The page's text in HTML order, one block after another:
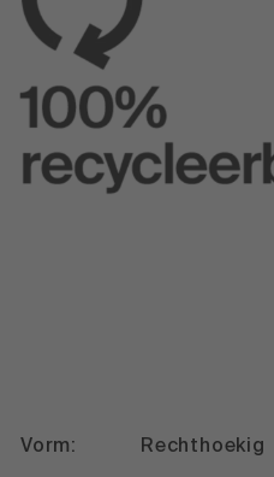
Vorm: Rechthoekig